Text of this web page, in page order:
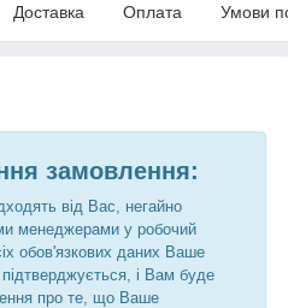
Доставка Оплата Умови
замовлення:
від Вас, негайно
менеджерами у робочий
обов'язкових даних Ваше
і Вам буде
про те, що Ваше